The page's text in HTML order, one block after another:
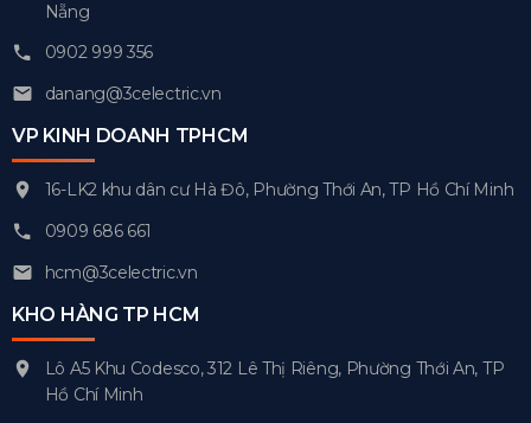
Nẵng
0902 999 356
danang@3celectric.vn
VP KINH DOANH TPHCM
16-LK2 khu dân cư Hà Đô, Phường Thới An, TP Hồ Chí Minh
0909 686 661
hcm@3celectric.vn
KHO HÀNG TP HCM
Lô A5 Khu Codesco, 312 Lê Thị Riêng, Phường Thới An, TP
Hồ Chí Minh